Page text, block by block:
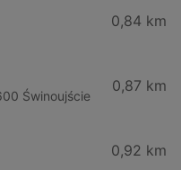
0,84 km
Świnoujście
0,87 km
0,92 km